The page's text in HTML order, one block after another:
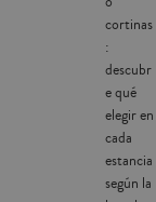
cortinas
:
descubr
e qué
elegir en
cada
estancia
según la